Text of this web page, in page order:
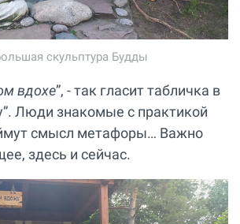
скульптура Будды
вдохе”, - так гласит табличка в
Люди знакомые с практикой
смысл метафоры… Важно
здесь и сейчас.